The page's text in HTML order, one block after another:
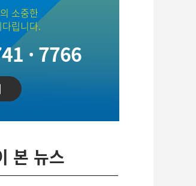
의 소중한
립니다.
· 7766
본 뉴스